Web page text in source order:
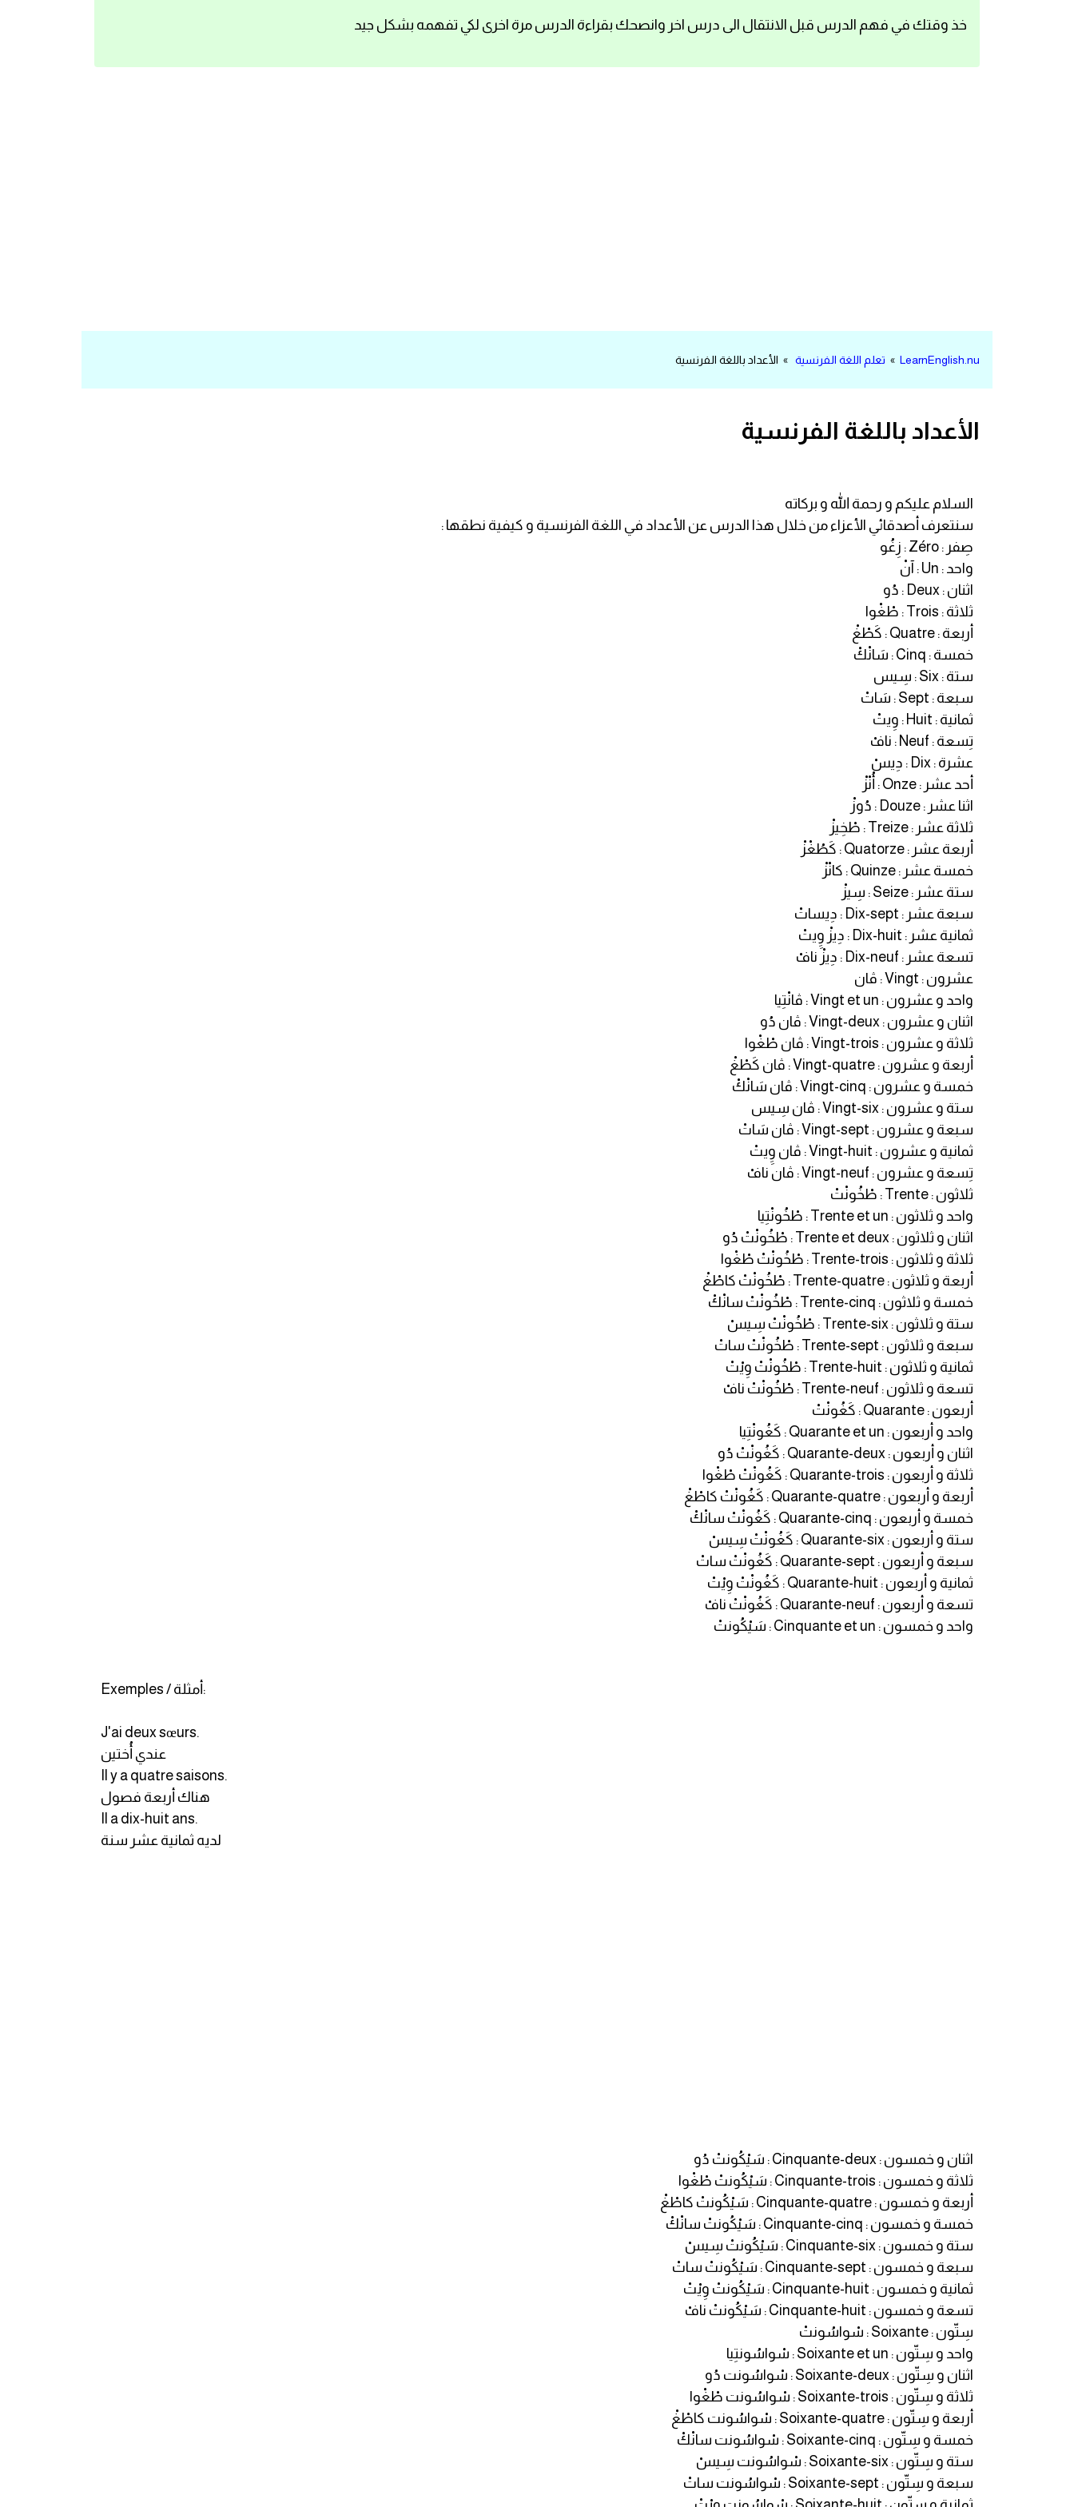
اساسيات اللغة الانجليزية
مرادفات انجليزية
اختصارات اللغة الانجليزية
اختبار تحديد مستوى اللغة الانجليزية
حروف العلة بالانجليزي
الاصوات الصحيحة في الانجليزية
قاموس كلمات انجليزية
قاموس عربي انجليزي
اسماء الدول باللغة الانجليزية
تعلم اللغة الفرنسية
تعلم اللغة الالمانية
تعلم اللغة الاسبانية
تعلم اللغة التركية
انجليزي بالصورة والصوت
نطق الحروف الانجليزية
تهنئة عيد ميلاد بالانجليزي
حروف الجر بالانجليزي
ايام الاسبوع بالانجليزي
عبارات انجليزية قصيرة عميقة
عبارات انجليزية قصيرة
الرتب العسكرية بالانجليزي
خذ وقتك في فهم الدرس قبل الانتقال الى درس اخر وانصحك بقراءة الدرس مرة اخرى لكي تفهمه بشكل جيد
LearnEnglish.nu
» تعلم اللغة الفرنسية » الأعداد باللغة الفرنسية
الأعداد باللغة الفرنسية
السلام عليكم و رحمة الله و بركاته
سنتعرف أصدقائي الأعزاء من خلال هذا الدرس عن الأعداد في اللغة الفرنسية و كيفية نطقها :
صِفر : Zéro : زِغُو
واحد : Un : آنْ
اثنان : Deux : دُو
ثلاثة : Trois : طْغْوا
أربعة : Quatre : كَطْغْ
خمسة : Cinq : سَانْكْ
ستة : Six : سِيس
سبعة : Sept : سَاتْ
ثمانية : Huit : وِيتْ
تِسعة : Neuf : نافْ
عشرة : Dix : دِيسْ
أحد عشر : Onze : أُنْزْ
اثنا عشر : Douze : دُوزْ
ثلاثة عشر : Treize : طْخِيزْ
أربعة عشر : Quatorze : كَطُغْزْ
خمسة عشر : Quinze : كانْزْ
ستة عشر : Seize : سِيزْ
سبعة عشر : Dix-sept : دِيساتْ
ثمانية عشر : Dix-huit : دِيزْ وِِيتْ
تسعة عشر : Dix-neuf : دِيزْ نافْ
عشرون : Vingt : ڤان
واحد و عشرون : Vingt et un : ڤانْتِيا
اثنان و عشرون : Vingt-deux : ڤان دُو
ثلاثة و عشرون : Vingt-trois : ڤان طْغْوا
أربعة و عشرون : Vingt-quatre : ڤان كَطْغْ
خمسة و عشرون : Vingt-cinq : ڤان سَانْكْ
ستة و عشرون : Vingt-six : ڤان سِيس
سبعة و عشرون : Vingt-sept : ڤان سَاتْ
ثمانية و عشرون : Vingt-huit : ڤان وِِيتْ
تِسعة و عشرون : Vingt-neuf : ڤان نافْ
ثلاثون : Trente : طْخُونْتْ
واحد و ثلاثون : Trente et un : طْخُونْتِيا
اثنان و ثلاثون : Trente et deux : طْخُونْتْ دُو
ثلاثة و ثلاثون : Trente-trois : طْخُونْتْ طْغْوا
أربعة و ثلاثون : Trente-quatre : طْخُونْتْ كاطْغْ
خمسة و ثلاثون : Trente-cinq : طْخُونْتْ سانْكْ
ستة و ثلاثون : Trente-six : طْخُونْتْ سِيسْ
سبعة و ثلاثون : Trente-sept : طْخُونْتْ ساتْ
ثمانية و ثلاثون : Trente-huit : طْخُونْتْ وِيْتْ
تسعة و ثلاثون : Trente-neuf : طْخُونْتْ نافْ
أربعون : Quarante : كَغُونْتْ
واحد و أربعون : Quarante et un : كَغُونْتِيا
اثنان و أربعون : Quarante-deux : كَغُونْتْ دُو
ثلاثة و أربعون : Quarante-trois : كَغُونْتْ طْغْوا
أربعة و أربعون : Quarante-quatre : كَغُونْتْ كاطْغْ
خمسة و أربعون : Quarante-cinq : كَغُونْتْ سانْكْ
ستة و أربعون : Quarante-six : كَغُونْتْ سِيسْ
سبعة و أربعون : Quarante-sept : كَغُونْتْ ساتْ
ثمانية و أربعون : Quarante-huit : كَغُونْتْ وِيْتْ
تسعة و أربعون : Quarante-neuf : كَغُونْتْ نافْ
واحد و خمسون : Cinquante et un : سَيْكُونتْ
Exemples / أمثلة:
J'ai deux sœurs.
عندي أُختين
Il y a quatre saisons.
هناك أربعة فصول
Il a dix-huit ans.
لديه ثمانية عشر سنة
اثنان و خمسون : Cinquante-deux : سَيْكُونتْ دُو
ثلاثة و خمسون : Cinquante-trois : سَيْكُونتْ طْغْوا
أربعة و خمسون : Cinquante-quatre : سَيْكُونتْ كاطْغْ
خمسة و خمسون : Cinquante-cinq : سَيْكُونتْ سانْكْ
ستة و خمسون : Cinquante-six : سَيْكُونتْ سِيسْ
سبعة و خمسون : Cinquante-sept : سَيْكُونتْ ساتْ
ثمانية و خمسون : Cinquante-huit : سَيْكُونتْ وِيْتْ
تسعة و خمسون : Cinquante-huit : سَيْكُونتْ نافْ
سِتّون : Soixante : سْواسُونتْ
واحد و سِتّون : Soixante et un : سْواسُونتِيا
اثنان و سِتّون : Soixante-deux : سْواسُونت دُو
ثلاثة و سِتّون : Soixante-trois : سْواسُونت طْغْوا
أربعة و سِتّون : Soixante-quatre : سْواسُونت كاطْغْ
خمسة و سِتّون : Soixante-cinq : سْواسُونت سانْكْ
ستة و سِتّون : Soixante-six : سْواسُونت سِيسْ
سبعة و سِتّون : Soixante-sept : سْواسُونت ساتْ